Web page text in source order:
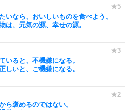
いなら、おいしいものを食べよう。
は、元気の源、幸せの源。
いると、不機嫌になる。
しいと、ご機嫌になる。
ら褒めるのではない。